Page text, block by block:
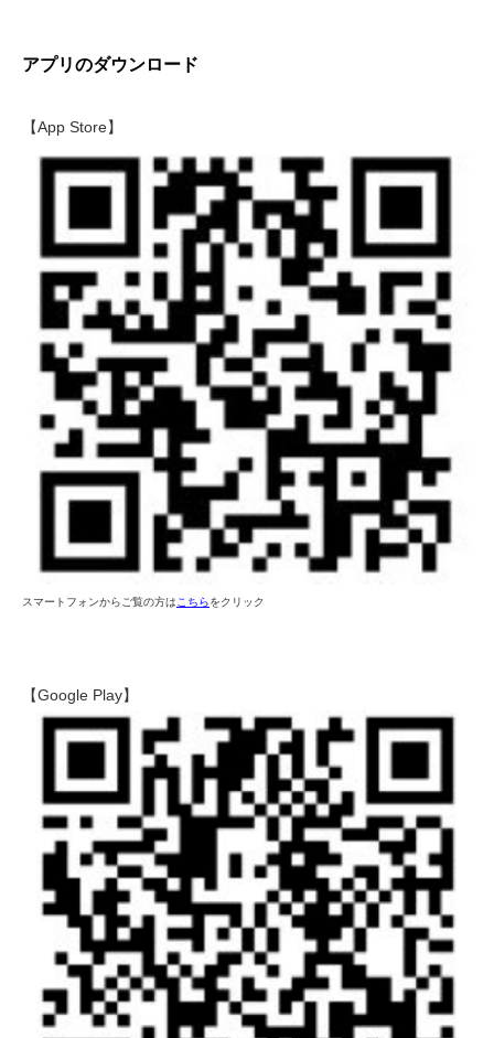
アプリのダウンロード
【App Store】
スマートフォンからご覧の方は こちらをクリック
【Google Play】